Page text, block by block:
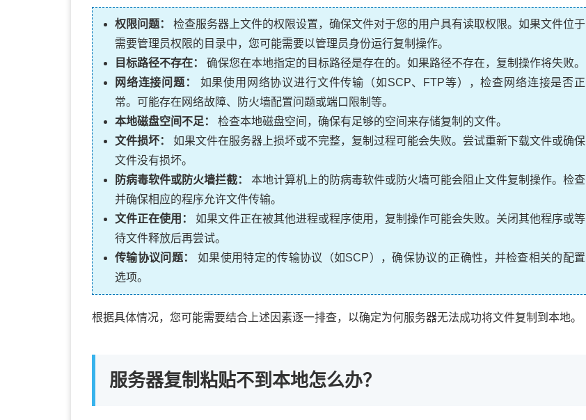
权限问题： 检查服务器上文件的权限设置，确保文件对于您的用户具有读取权限。如果文件位于
需要管理员权限的目录中，您可能需要以管理员身份运行复制操作。
目标路径不存在： 确保您在本地指定的目标路径是存在的。如果路径不存在，复制操作将失败。
网络连接问题： 如果使用网络协议进行文件传输（如SCP、FTP等），检查网络连接是否正
常。可能存在网络故障、防火墙配置问题或端口限制等。
本地磁盘空间不足： 检查本地磁盘空间，确保有足够的空间来存储复制的文件。
文件损坏： 如果文件在服务器上损坏或不完整，复制过程可能会失败。尝试重新下载文件或确保
文件没有损坏。
防病毒软件或防火墙拦截： 本地计算机上的防病毒软件或防火墙可能会阻止文件复制操作。检查
并确保相应的程序允许文件传输。
文件正在使用： 如果文件正在被其他进程或程序使用，复制操作可能会失败。关闭其他程序或等
待文件释放后再尝试。
传输协议问题： 如果使用特定的传输协议（如SCP），确保协议的正确性，并检查相关的配置
选项。
根据具体情况，您可能需要结合上述因素逐一排查，以确定为何服务器无法成功将文件复制到本地。
服务器复制粘贴不到本地怎么办？